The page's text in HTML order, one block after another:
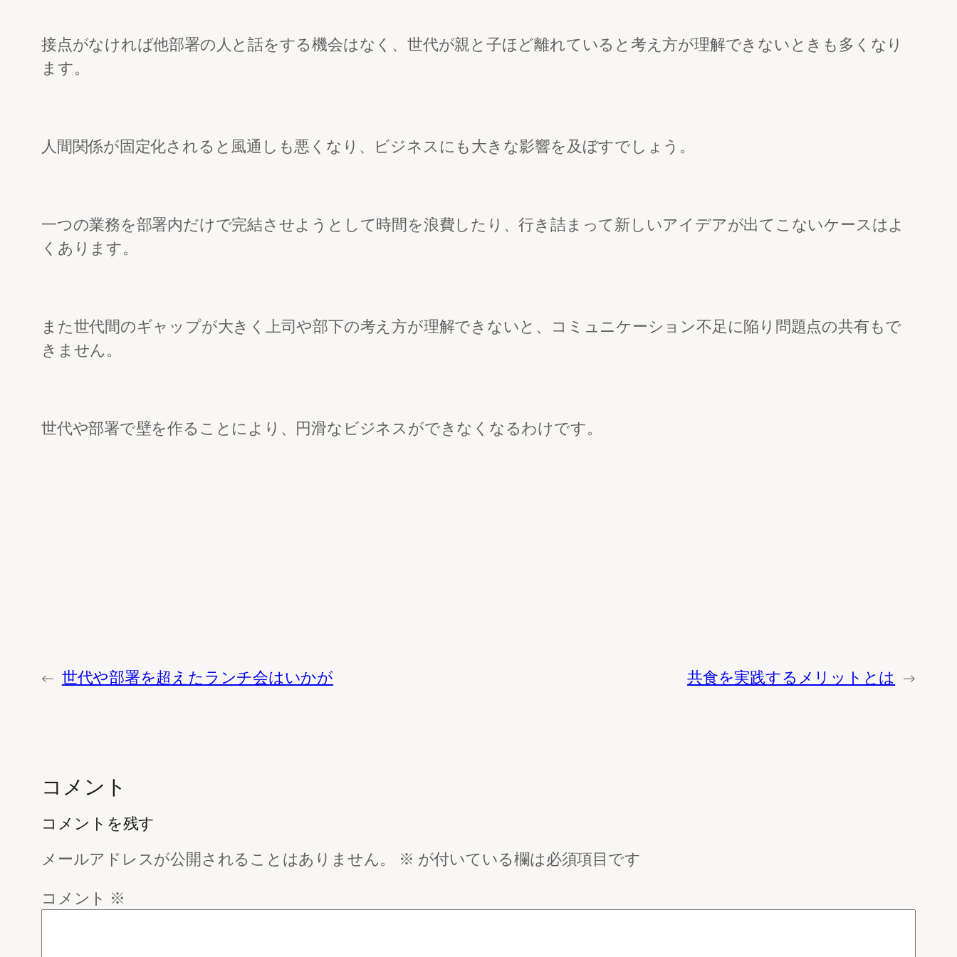
接点がなければ他部署の人と話をする機会はなく、世代が親と子ほど離れていると考え方が理解できないときも多くなり
ます。
人間関係が固定化されると風通しも悪くなり、ビジネスにも大きな影響を及ぼすでしょう。
一つの業務を部署内だけで完結させようとして時間を浪費したり、行き詰まって新しいアイデアが出てこないケースはよ
くあります。
また世代間のギャップが大きく上司や部下の考え方が理解できないと、コミュニケーション不足に陥り問題点の共有もで
きません。
世代や部署で壁を作ることにより、円滑なビジネスができなくなるわけです。
← 世代や部署を超えたランチ会はいかが 共食を実践するメリットとは →
コメント
コメントを残す
メールアドレスが公開されることはありません。 ※ が付いている欄は必須項目です
コメント ※